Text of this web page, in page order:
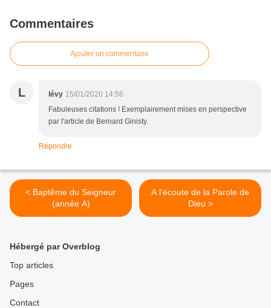
Commentaires
Ajouter un commentaire
L lévy 15/01/2020 14:56
Fabuleuses citations ! Exemplairement mises en perspective
par l'article de Bernard Ginisty.
Répondre
< Baptême du Seigneur
(année A)
A l'écoute de la Parole de
Dieu >
Hébergé par Overblog
Top articles
Pages
Contact